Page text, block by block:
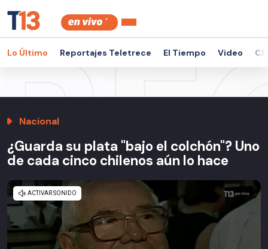
Lo Último Reportajes Teletrece El Tiempo Video
Nacional
¿Guarda su plata "bajo el colchón"? Uno
de cada cinco chilenos aún lo hace